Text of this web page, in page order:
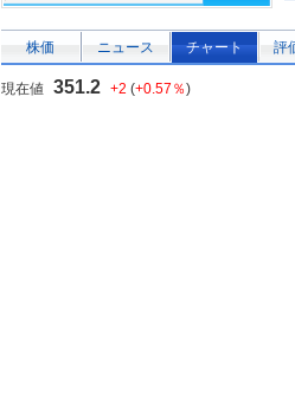
株価 ニュース チャート 評
現在値 351.2 +2 (+0.57％)